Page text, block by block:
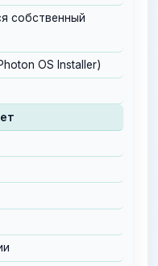
собственный
OS Installer)